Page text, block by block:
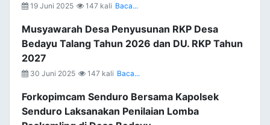
19 Juni 2025 147 kali Baca...
Musyawarah Desa Penyusunan RKP Desa
Bedayu Talang Tahun 2026 dan DU. RKP Tahun
2027
30 Juni 2025 147 kali Baca...
Forkopimcam Senduro Bersama Kapolsek
Senduro Laksanakan Penilaian Lomba